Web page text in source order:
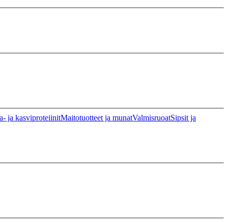
ja kasviproteiinitMaitotuotteet ja munatValmisruoatSipsit ja